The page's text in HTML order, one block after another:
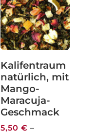
Kalifentraum
natürlich, mit
Mango-
Maracuja-
Geschmack
5,50€ –